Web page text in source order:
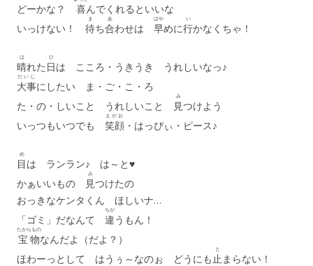
どーかな？ 喜んでくれるといいな
いっけない！ 待
ま
ち合
あ
わせは 早
はや
めに行
い
かなくちゃ！
晴
は
れた 日
ひ
は こころ・うきうき うれしいなっ♪
大事
だいじ
にしたい ま・ご・こ・ろ
た・の・しいこと うれしいこと
見
み
つけよう
いっつもいつでも 笑顔
えがお
・はっぴぃ・ピース♪
目
め
は ランラン♪ は～と♥
かぁいいもの
見
み
つけたの
おっきなケンタくん ほしいナ…
「ゴミ」だなんて 違
ちが
うもん！
宝物
たからもの
なんだよ（だよ？）
ほわーっとして はうぅ～なのぉ どうにも止
と
まらない！